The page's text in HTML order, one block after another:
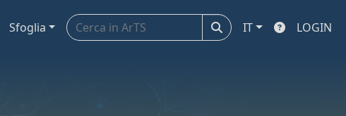
Sfoglia IT LOGIN